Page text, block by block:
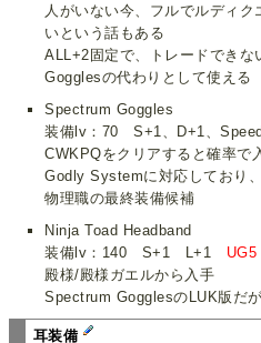
人がいない今、フルでルディ
いという話もある
ALL+2固定で、トレードでき
Gogglesの代わりとして使える
Spectrum Goggles
装備lv：70 S+1、D+1、
CWKPQをクリアすると確率で
Godly Systemに対応しており
物理職の最終装備候補
Ninja Toad Headband
装備lv：140 S+1 L+1 UG5
殿様/殿様ガエルから入手
Spectrum GogglesのLUK版だ
耳装備